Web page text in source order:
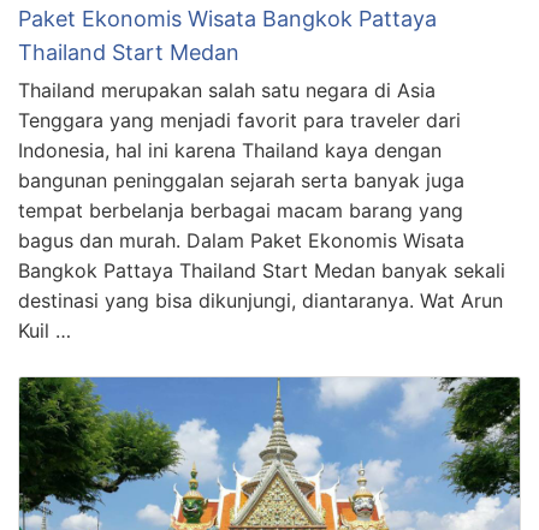
Paket Ekonomis Wisata Bangkok Pattaya
Thailand Start Medan
Thailand merupakan salah satu negara di Asia
Tenggara yang menjadi favorit para traveler dari
Indonesia, hal ini karena Thailand kaya dengan
bangunan peninggalan sejarah serta banyak juga
tempat berbelanja berbagai macam barang yang
bagus dan murah. Dalam Paket Ekonomis Wisata
Bangkok Pattaya Thailand Start Medan banyak sekali
destinasi yang bisa dikunjungi, diantaranya. Wat Arun
Kuil …